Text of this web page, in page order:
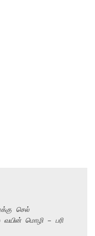
செல்
வயின் மொழி – பரி